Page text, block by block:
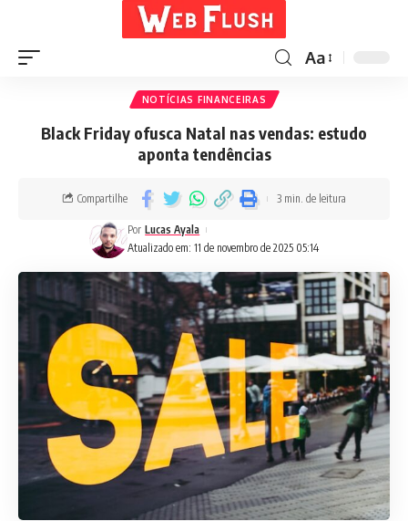
Aa
NOTÍCIAS FINANCEIRAS
Black Friday ofusca Natal nas vendas: estudo
aponta tendências
Atualizado em: 11 de novembro de 2025 05:14
Por Lucas Ayala
Compartilhe 3 min. de leitura